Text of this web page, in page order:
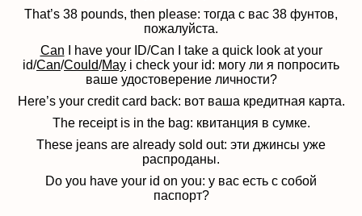
That’s 38 pounds, then please: тогда с вас 38 фунтов,
пожалуйста.
Can I have your ID/Can I take a quick look at your
id/Can/Could/May i check your id: могу ли я попросить
ваше удостоверение личности?
Here’s your credit card back: вот ваша кредитная карта.
The receipt is in the bag: квитанция в сумке.
These jeans are already sold out: эти джинсы уже
распроданы.
Do you have your id on you: у вас есть с собой
паспорт?